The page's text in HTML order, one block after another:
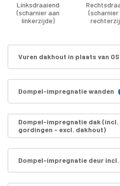
Linksdraaiend
(scharnier aan
linkerzijde)
(scharnier
Vuren dakhout in plaats van
Dompel-impregnatie wanden
Dompel-impregnatie dak (incl.
gordingen - excl. dakhout)
Dompel-impregnatie deur